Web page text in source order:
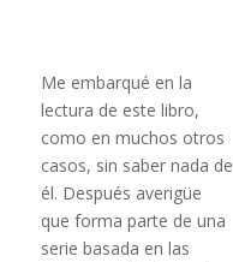
Me embarqué en la
lectura de este libro,
como en muchos otros
casos, sin saber nada de
él. Después averigüe
que forma parte de una
serie basada en las